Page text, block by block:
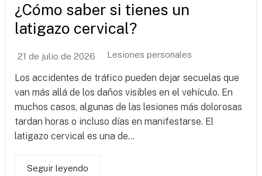
¿Cómo saber si tienes un
latigazo cervical?
21 de julio de 2026 Lesiones personales
Los accidentes de tráfico pueden dejar secuelas que
van más allá de los daños visibles en el vehículo. En
muchos casos, algunas de las lesiones más dolorosas
tardan horas o incluso días en manifestarse. El
latigazo cervical es una de...
Seguir leyendo